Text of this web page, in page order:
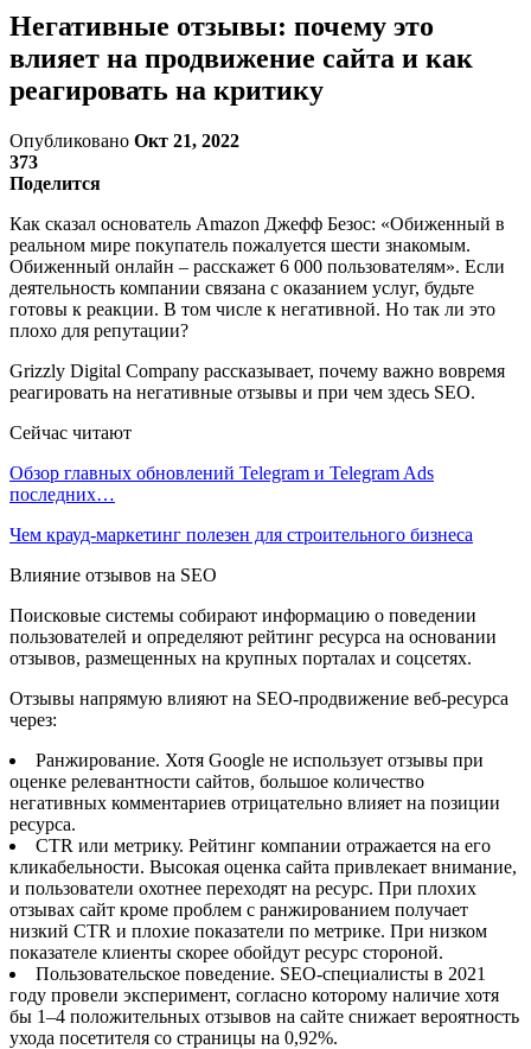
Негативные отзывы: почему это
влияет на продвижение сайта и как
реагировать на критику
Опубликовано Окт 21, 2022
373
Поделится
Как сказал основатель Amazon Джефф Безос: «Обиженный в
реальном мире покупатель пожалуется шести знакомым.
Обиженный онлайн – расскажет 6 000 пользователям». Если
деятельность компании связана с оказанием услуг, будьте
готовы к реакции. В том числе к негативной. Но так ли это
плохо для репутации?
Grizzly Digital Company рассказывает, почему важно вовремя
реагировать на негативные отзывы и при чем здесь SEO.
Сейчас читают
Обзор главных обновлений Telegram и Telegram Ads
последних…
Чем крауд-маркетинг полезен для строительного бизнеса
Влияние отзывов на SEO
Поисковые системы собирают информацию о поведении
пользователей и определяют рейтинг ресурса на основании
отзывов, размещенных на крупных порталах и соцсетях.
Отзывы напрямую влияют на SEO-продвижение веб-ресурса
через:
Ранжирование. Хотя Google не использует отзывы при
оценке релевантности сайтов, большое количество
негативных комментариев отрицательно влияет на позиции
ресурса.
CTR или метрику. Рейтинг компании отражается на его
кликабельности. Высокая оценка сайта привлекает внимание,
и пользователи охотнее переходят на ресурс. При плохих
отзывах сайт кроме проблем с ранжированием получает
низкий CTR и плохие показатели по метрике. При низком
показателе клиенты скорее обойдут ресурс стороной.
Пользовательское поведение. SEO-специалисты в 2021
году провели эксперимент, согласно которому наличие хотя
бы 1–4 положительных отзывов на сайте снижает вероятность
ухода посетителя со страницы на 0,92%.